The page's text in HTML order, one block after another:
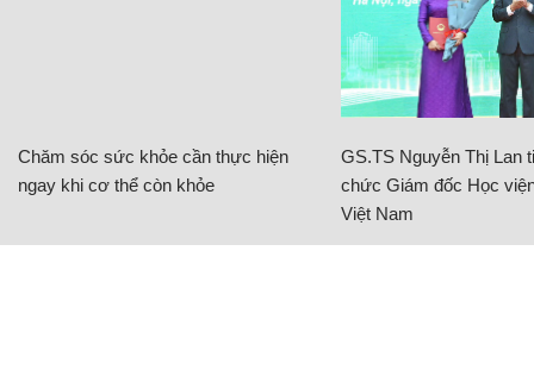
Chăm sóc sức khỏe cần thực hiện
ngay khi cơ thể còn khỏe
GS.TS Nguyễn Thị Lan
chức Giám đốc Học
Việt Nam